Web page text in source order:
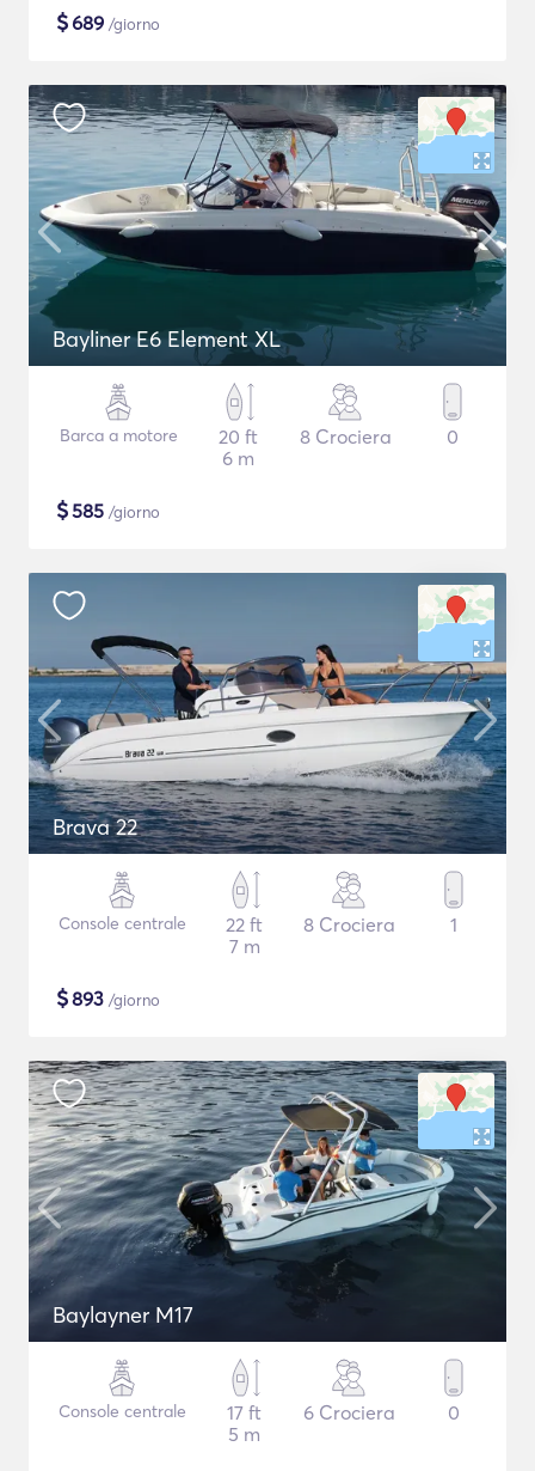
$689 /giorno
Bayliner E6 Element XL
Barca a motore
20 ft
6 m
8 Crociera 0
$585 /giorno
Brava 22
Console centrale
22 ft
7 m
8 Crociera 1
$893 /giorno
Baylayner M17
Console centrale
17 ft
5 m
6 Crociera 0